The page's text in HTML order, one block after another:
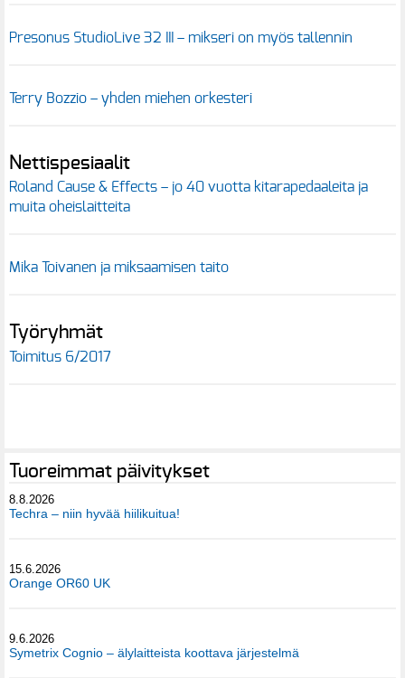
Presonus StudioLive 32 III – mikseri on myös tallennin
Terry Bozzio – yhden miehen orkesteri
Nettispesiaalit
Roland Cause & Effects – jo 40 vuotta kitarapedaaleita ja
muita oheislaitteita
Mika Toivanen ja miksaamisen taito
Työryhmät
Toimitus 6/2017
Tuoreimmat päivitykset
8.8.2026
Techra – niin hyvää hiilikuitua!
15.6.2026
Orange OR60 UK
9.6.2026
Symetrix Cognio – älylaitteista koottava järjestelmä